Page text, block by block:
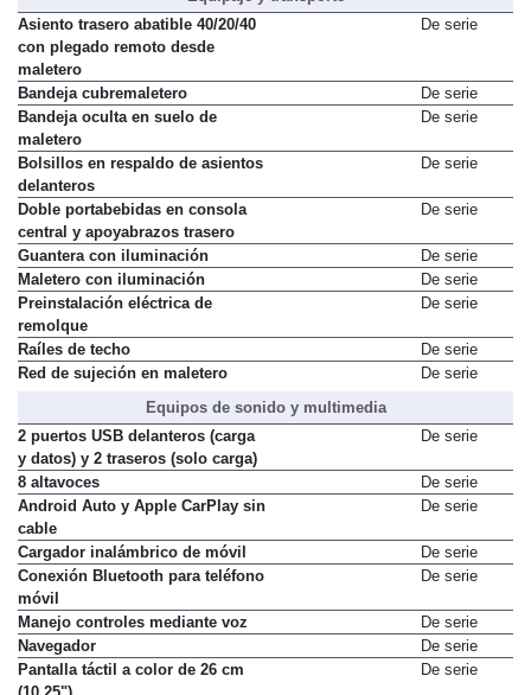
Equipaje y transporte
Asiento trasero abatible 40/20/40
con plegado remoto desde
maletero
Bandeja cubremaletero
De serie
Bandeja oculta en suelo de
maletero
Bolsillos en respaldo de asientos
delanteros
Doble portabebidas en consola
central y apoyabrazos trasero
Guantera con iluminación
De serie
Maletero con iluminación
De serie
Preinstalación eléctrica de
remolque
Raíles de techo
De serie
Equipos de sonido y multimedia
2 puertos USB delanteros (carga
y datos) y 2 traseros (solo carga)
8 altavoces
De serie
Android Auto y Apple CarPlay sin
cable
Cargador inalámbrico de móvil
De serie
Conexión Bluetooth para teléfono
móvil
Manejo controles mediante voz
De serie
Navegador
De serie
Pantalla táctil a color de 26 cm